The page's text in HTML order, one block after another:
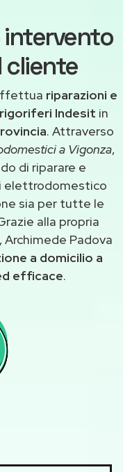
intervento
cliente
riparazioni e
Indesit in
. Attraverso
a Vigonza,
di riparare e
elettrodomestico
sia per tutte le
alla propria
Archimede Padova
a domicilio a
efficace.